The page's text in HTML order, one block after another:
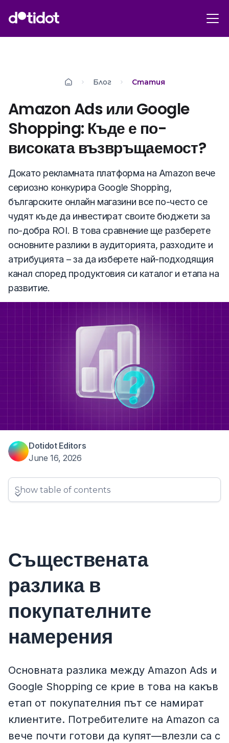
Блог Статия
Amazon Ads или Google
Shopping: Къде е по-
високата възвръщаемост?
Докато рекламната платформа на Amazon вече
сериозно конкурира Google Shopping,
българските онлайн магазини все по-често се
чудят къде да инвестират своите бюджети за
по-добра ROI. В това сравнение ще разберете
основните разлики в аудиторията, разходите и
атрибуцията – за да изберете най-подходящия
канал според продуктовия си каталог и етапа на
развитие.
Dotidot Editors
June 16, 2026
Show table of contents
Съществената
разлика в
покупателните
намерения
Основната разлика между Amazon Ads и
Google Shopping се крие в това на какъв
етап от покупателния път се намират
клиентите. Потребителите на Amazon са
вече почти готови да купят—влезли са с